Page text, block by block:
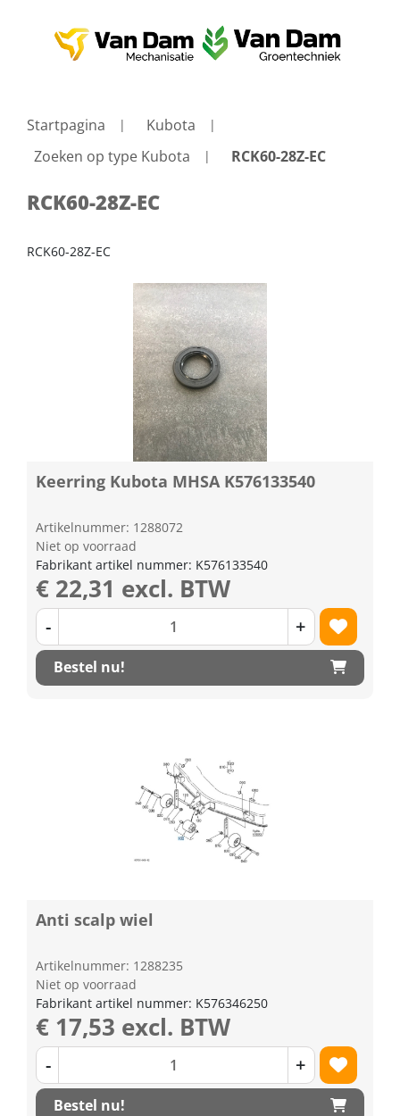
Startpagina
Kubota
Zoeken op type Kubota
RCK60-28Z-EC
RCK60-28Z-EC
RCK60-28Z-EC
Keerring Kubota MHSA K576133540
Artikelnummer: 1288072
Niet op voorraad
Fabrikant artikel nummer: K576133540
€ 22,31 excl. BTW
- +
Bestel nu!
Anti scalp wiel
Artikelnummer: 1288235
Niet op voorraad
Fabrikant artikel nummer: K576346250
€ 17,53 excl. BTW
- +
Bestel nu!